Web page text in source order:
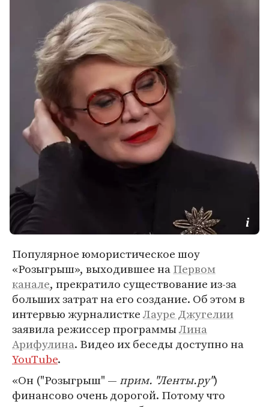
Популярное юмористическое шоу
«Розыгрыш», выходившее наПервом
канале, прекратило существование из-за
больших затрат на его создание. Об этом в
интервью журналисткеЛауре Джугелии
заявила режиссер программыЛина
Арифулина. Видео их беседы доступно на
YouTube.
«Он ("Розыгрыш" — прим. "Ленты.ру")
финансово очень дорогой. Потому что